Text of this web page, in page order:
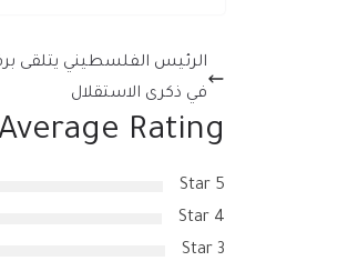
الرئيس الفلسطيني يتلقى
في ذكرى الاستقلال
Rating
5 Star
4 Star
3 Star